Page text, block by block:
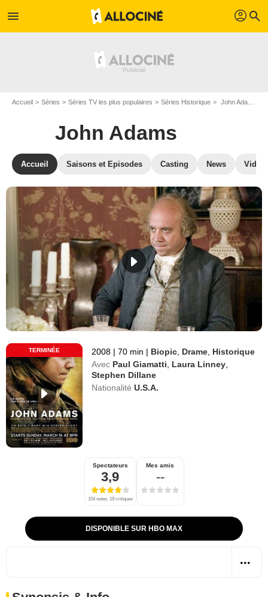
menu profil search
Accueil Séries Séries TV les plus populaires Séries Historique John Adams
John Adams
Accueil Saisons et Episodes Casting News
TERMINÉE 2008 | 70 min | Biopic Drame Historique
Avec Paul Giamatti Laura Linney
Stephen Dillane
Nationalité U.S.A.
Spectateurs
3,9
154 notes, 19 critiques
Mes amis
--
DISPONIBLE SUR HBO MAX